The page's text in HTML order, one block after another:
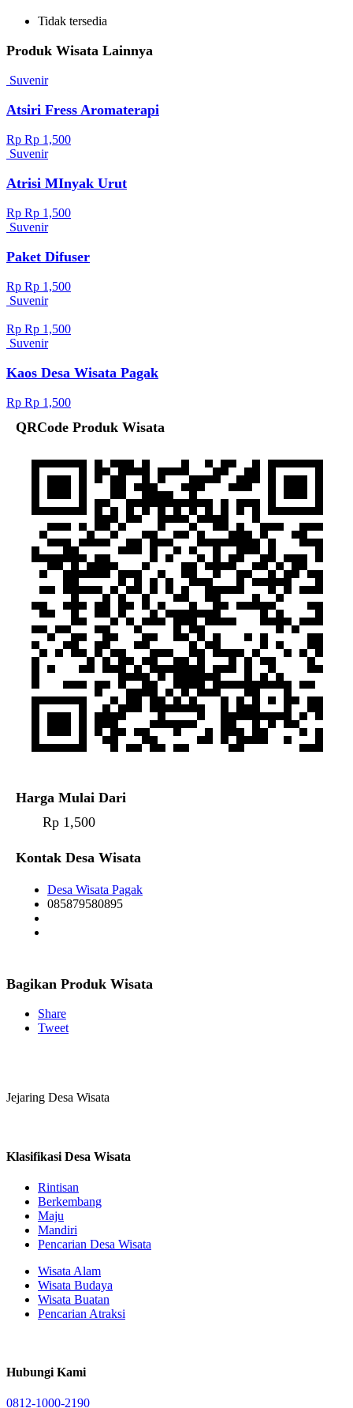
Tidak tersedia
Produk Wisata Lainnya
Suvenir
Atsiri Fress Aromaterapi
Rp Rp 1,500
Suvenir
Atrisi MInyak Urut
Rp Rp 1,500
Suvenir
Paket Difuser
Rp Rp 1,500
Suvenir
Rp Rp 1,500
Suvenir
Kaos Desa Wisata Pagak
Rp Rp 1,500
QRCode Produk Wisata
Harga Mulai Dari
Rp 1,500
Kontak Desa Wisata
Desa Wisata Pagak
085879580895
Bagikan Produk Wisata
Share
Tweet
Jejaring Desa Wisata
Klasifikasi Desa Wisata
Rintisan
Berkembang
Maju
Mandiri
Pencarian Desa Wisata
Wisata Alam
Wisata Budaya
Wisata Buatan
Pencarian Atraksi
Hubungi Kami
0812-1000-2190